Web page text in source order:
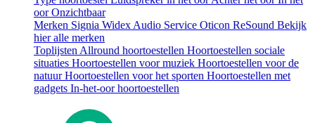
oorOnzichtbaar
Merken Signia WidexAudio Service Oticon ReSound Bekijk
hier alle merken
ToplijstenAllround hoortoestellen Hoortoestellen sociale
situaties Hoortoestellen voor muziek Hoortoestellen voor de
natuurHoortoestellen voor het sporten Hoortoestellen met
gadgets In-het-oor hoortoestellen